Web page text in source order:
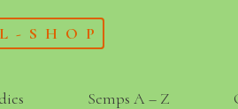
SHOP
Semps A – Z